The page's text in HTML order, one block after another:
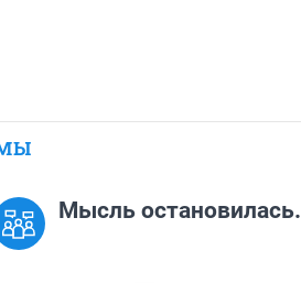
Мысль остановилась.